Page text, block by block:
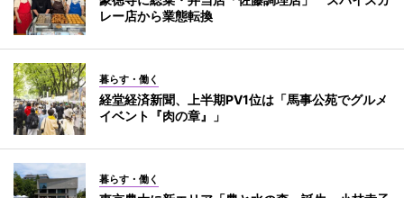
レー店から業態転換
暮らす・働く
経堂経済新聞、上半期PV1位は「馬事公苑でグルメ
イベント『肉の章』」
暮らす・働く